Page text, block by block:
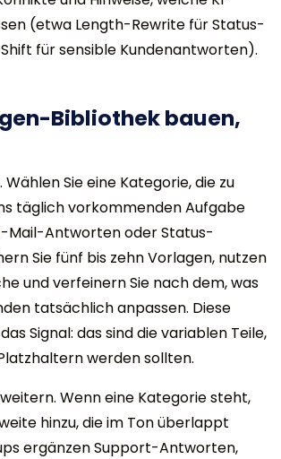
(etwa Length-Rewrite für Status-
für sensible Kundenantworten).
Bibliothek bauen,
Sie eine Kategorie, die zu
täglich vorkommenden Aufgabe
Mail-Antworten oder Status-
Sie fünf bis zehn Vorlagen, nutzen
und verfeinern Sie nach dem, was
tatsächlich anpassen. Diese
Signal: das sind die variablen Teile,
werden sollten.
Wenn eine Kategorie steht,
hinzu, die im Ton überlappt
ergänzen Support-Antworten,